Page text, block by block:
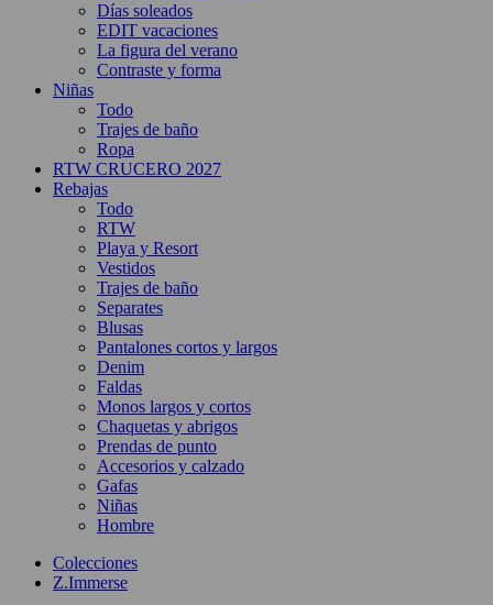
Días soleados
EDIT vacaciones
La figura del verano
Contraste y forma
Niñas
Todo
Trajes de baño
Ropa
RTW CRUCERO 2027
Rebajas
Todo
RTW
Playa y Resort
Vestidos
Trajes de baño
Separates
Blusas
Pantalones cortos y largos
Denim
Faldas
Monos largos y cortos
Chaquetas y abrigos
Prendas de punto
Accesorios y calzado
Gafas
Niñas
Hombre
Colecciones
Z.Immerse